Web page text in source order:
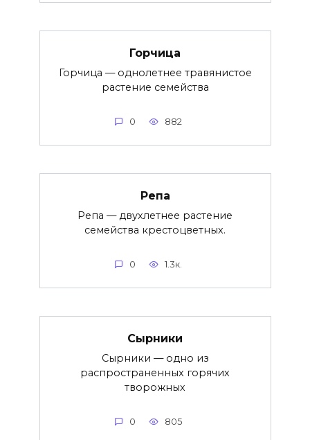
Горчица
Горчица — однолетнее травянистое
растение семейства
0 882
Репа
Репа — двухлетнее растение
семейства крестоцветных.
0 1.3к.
Сырники
Сырники — одно из
распространенных горячих
творожных
0 805